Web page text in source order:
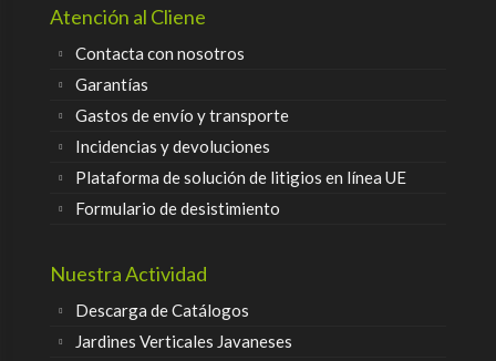
Atención al Cliene
Contacta con nosotros
Garantías
Gastos de envío y transporte
Incidencias y devoluciones
Plataforma de solución de litigios en línea UE
Formulario de desistimiento
Nuestra Actividad
Descarga de Catálogos
Jardines Verticales Javaneses